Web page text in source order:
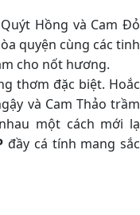
Hồng và Cam Đỏ
quyện cùng các tinh
cho nốt hương.
thơm đặc biệt. Hoắc
và Cam Thảo trầm
một cách mới lạ
đầy cá tính mang sắc